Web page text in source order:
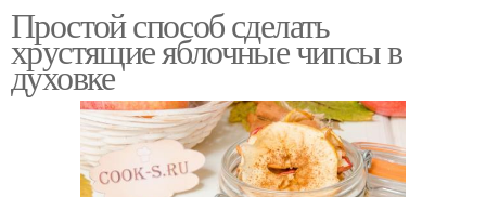
Простой способ сделать
хрустящие яблочные чипсы в
духовке